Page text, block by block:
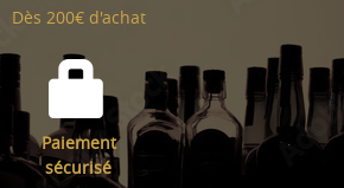
Dès 200€ d'achat
Paiement
sécurisé